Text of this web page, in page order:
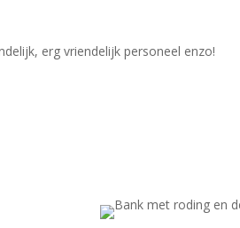
erg vriendelijk personeel enzo!